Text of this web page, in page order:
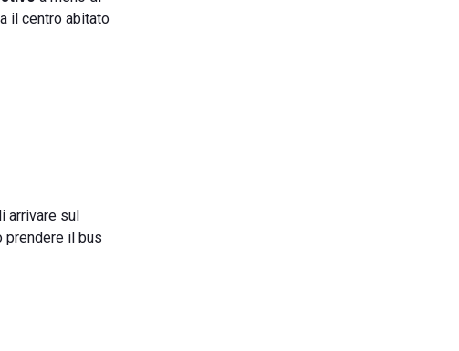
il centro abitato
arrivare sul
prendere il bus